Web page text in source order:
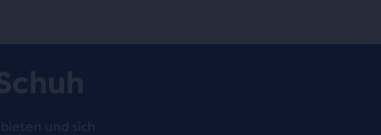
und sich